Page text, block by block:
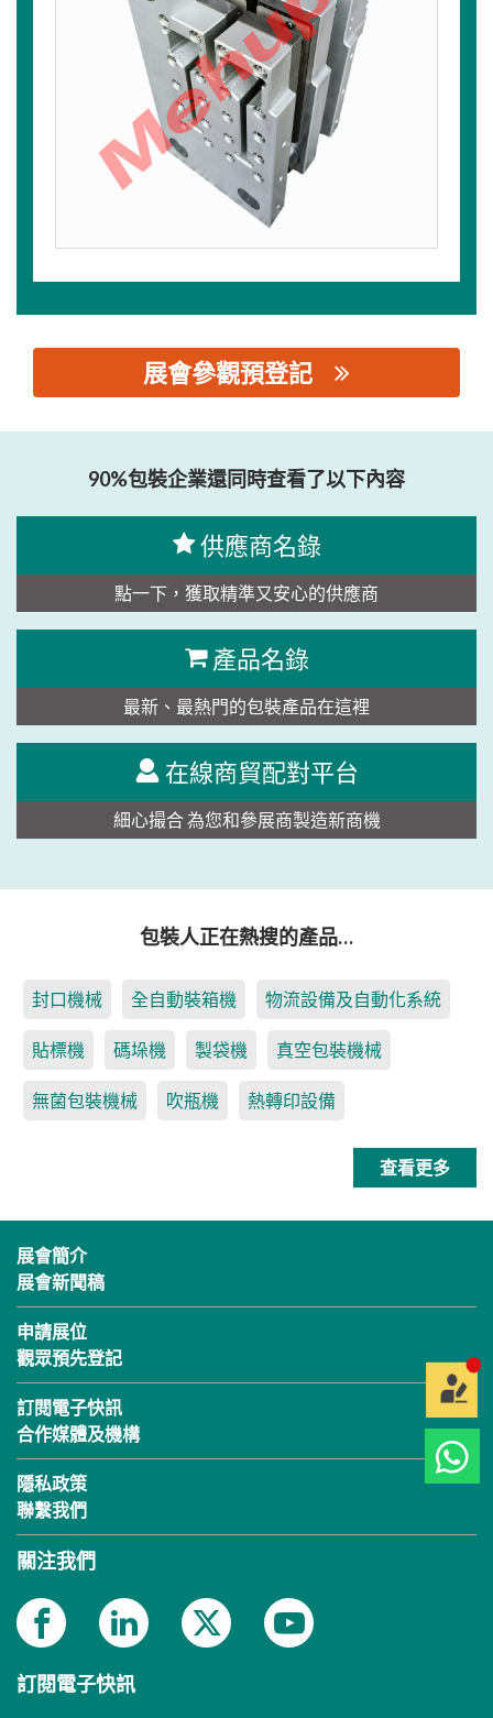
展會參觀預登記
90%包裝企業還同時查看了以下內容
供應商名錄
點一下，獲取精準又安心的供應商
產品名錄
最新、最熱門的包裝產品在這裡
在線商貿配對平台
細心撮合 為您和參展商製造新商機
包裝人正在熱搜的產品…
封口機械 全自動裝箱機 物流設備及自動化系統
貼標機 碼垛機 製袋機 真空包裝機械
無菌包裝機械 吹瓶機 熱轉印設備
查看更多
展會簡介
展會新聞稿
申請展位
觀眾預先登記
訂閱電子快訊
合作媒體及機構
隱私政策
聯繫我們
關注我們
訂閱電子快訊